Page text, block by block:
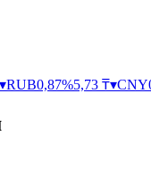
▾RUB0,87%5,73 ₸▾CNY